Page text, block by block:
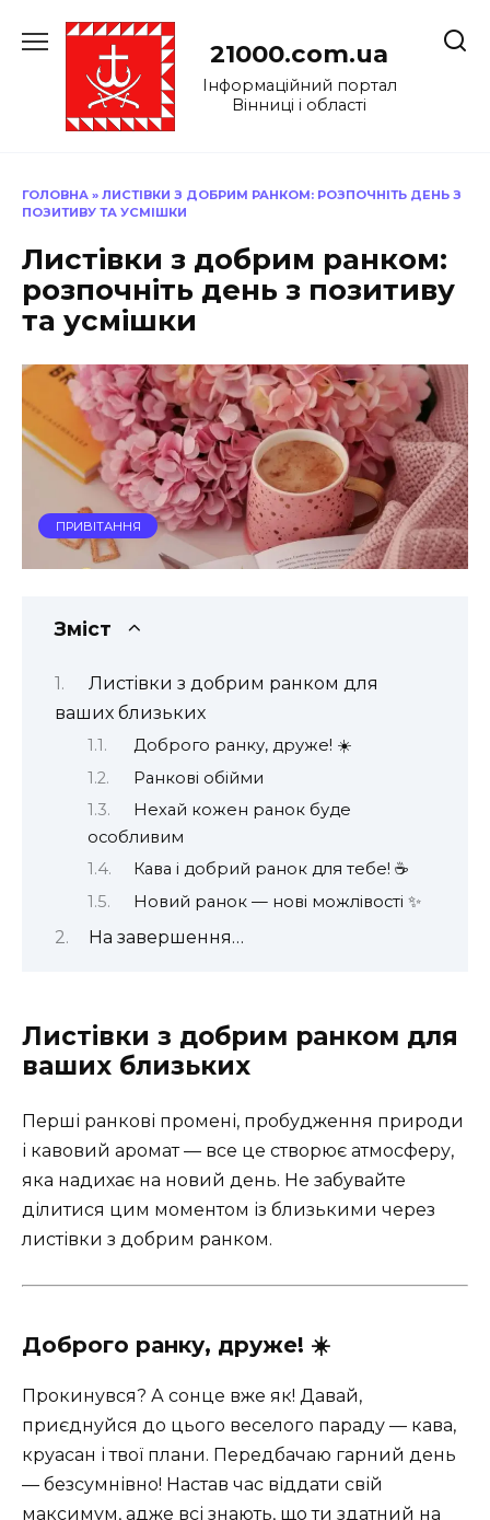
до
21000.com.ua
Інформаційний портал
Вінниці і області
ГОЛОВНА » ЛИСТІВКИ З ДОБРИМ РАНКОМ: РОЗПОЧНІТЬ ДЕНЬ З
ПОЗИТИВУ ТА УСМІШКИ
Листівки з добрим ранком:
розпочніть день з позитиву
та усмішки
ПРИВІТАННЯ
Зміст
Листівки з добрим ранком для
ваших близьких
Доброго ранку, друже! ☀️
Ранкові обійми
Нехай кожен ранок буде
особливим
Кава і добрий ранок для тебе! ☕️
Новий ранок — нові можлівості ✨
На завершення…
Листівки з добрим ранком для
ваших близьких
Перші ранкові промені, пробудження природи
і кавовий аромат — все це створює атмосферу,
яка надихає на новий день. Не забувайте
ділитися цим моментом із близькими через
листівки з добрим ранком.
Доброго ранку, друже! ☀️
Прокинувся? А сонце вже як! Давай,
приєднуйся до цього веселого параду — кава,
круасан і твої плани. Передбачаю гарний день
— безсумнівно! Настав час віддати свій
максимум, адже всі знають, що ти здатний на